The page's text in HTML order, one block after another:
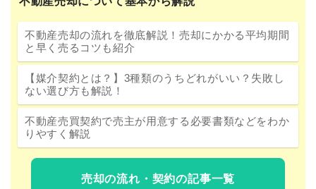
不動産売却の流れを徹底解説！売却にかかる平均期間
と早く売るコツも紹介
【媒介契約とは？】3種類のうちどれがいい？失敗し
ない選び方も解説！
不動産売買契約で売主が用意する必要書類などをわか
りやすく解説
売却の流れ・契約の記事一覧